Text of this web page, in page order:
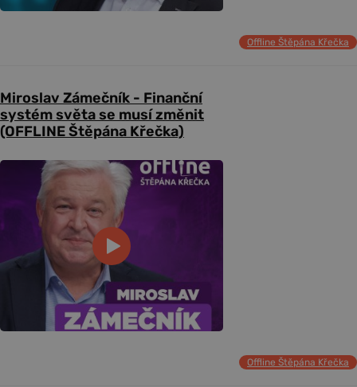
Offline Štěpána Křečka
Miroslav Zámečník - Finanční
systém světa se musí změnit
(OFFLINE Štěpána Křečka)
Offline Štěpána Křečka